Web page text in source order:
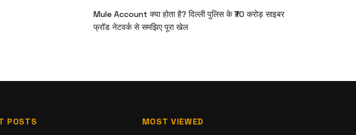
Mule Account क्या होता है? दिल्ली पुलिस के ₹70 करोड़ साइबर
फ्रॉड नेटवर्क से समझिए पूरा खेल
POSTS MOST VIEWED